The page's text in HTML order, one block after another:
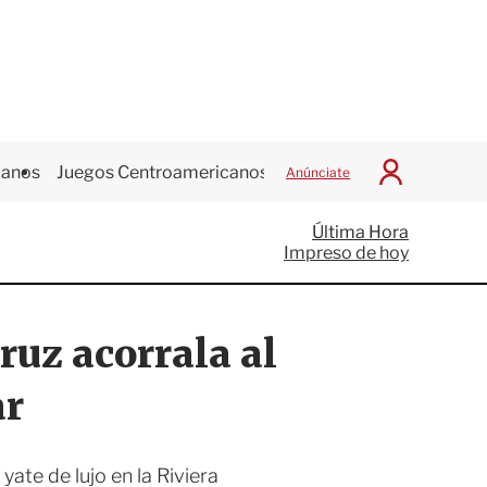
Juegos Centroamericanos Anúnciate
I
c
i
a
Última Hora
Impreso de hoy
acorrala al
de lujo en la Riviera